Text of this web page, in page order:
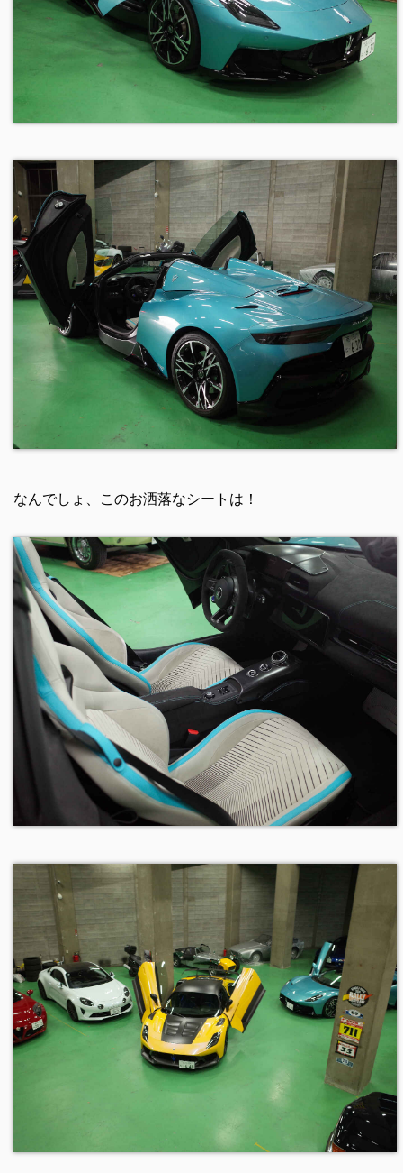
なんでしょ、このお洒落なシートは！